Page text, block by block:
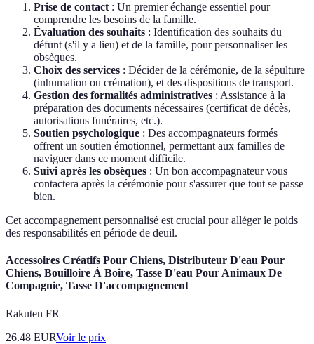
Prise de contact : Un premier échange essentiel pour
comprendre les besoins de la famille.
Évaluation des souhaits : Identification des souhaits du
défunt (s'il y a lieu) et de la famille, pour personnaliser les
obsèques.
Choix des services : Décider de la cérémonie, de la sépulture
(inhumation ou crémation), et des dispositions de transport.
Gestion des formalités administratives : Assistance à la
préparation des documents nécessaires (certificat de décès,
autorisations funéraires, etc.).
Soutien psychologique : Des accompagnateurs formés
offrent un soutien émotionnel, permettant aux familles de
naviguer dans ce moment difficile.
Suivi après les obsèques : Un bon accompagnateur vous
contactera après la cérémonie pour s'assurer que tout se passe
bien.
Cet accompagnement personnalisé est crucial pour alléger le poids
des responsabilités en période de deuil.
Accessoires Créatifs Pour Chiens, Distributeur D'eau Pour
Chiens, Bouilloire À Boire, Tasse D'eau Pour Animaux De
Compagnie, Tasse D'accompagnement
Rakuten FR
26.48 EURVoir le prix